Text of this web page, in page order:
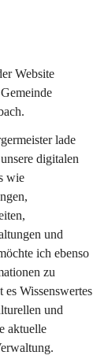
Website
lade
digitalen
wie
und
ich ebenso
zu
Wissenswertes
und
aktuelle